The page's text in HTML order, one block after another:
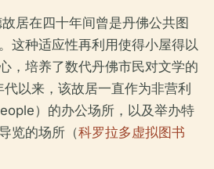
居在四十年间曾是丹佛公共图
这种适应性再利用使得小屋得以
，培养了数代丹佛市民对文学的
以来，该故居一直作为非营利
）的办公场所，以及举办特
览的场所（科罗拉多虚拟图书